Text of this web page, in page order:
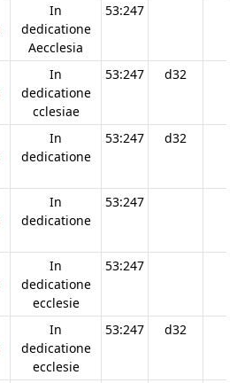
In
dedicatione
Aecclesia
53:247
In
dedicatione
cclesiae
53:247 d32
In
dedicatione
53:247 d32
In
dedicatione
53:247
In
dedicatione
ecclesie
53:247
In
dedicatione
ecclesie
53:247 d32